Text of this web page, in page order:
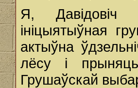
Я, Давідовіч
ініцыятыўная
актыўна
лёсу і
Грушаўскай